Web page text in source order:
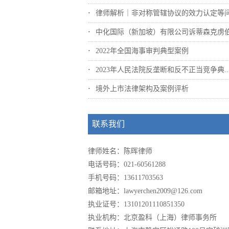
律师解析｜非对称管辖协议的效力认定等
中化国际（新加坡）有限公司诉蒂森克虏伯冶
2022年全国海事审判典型案例
2023年人民法院反垄断和反不正当竞争典
境外上市法律架构及案例评析
联系我们
律师姓名：陈晖律师
电话号码：021-60561288
手机号码：13611703563
邮箱地址：lawyerchen2009@126.com
执业证号：13101201110851350
执业机构：北京盈科（上海）律师事务所